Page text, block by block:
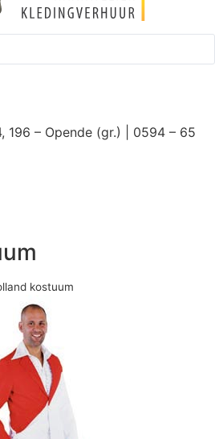
196 – Opende (gr.) | 0594 – 65
kostuum